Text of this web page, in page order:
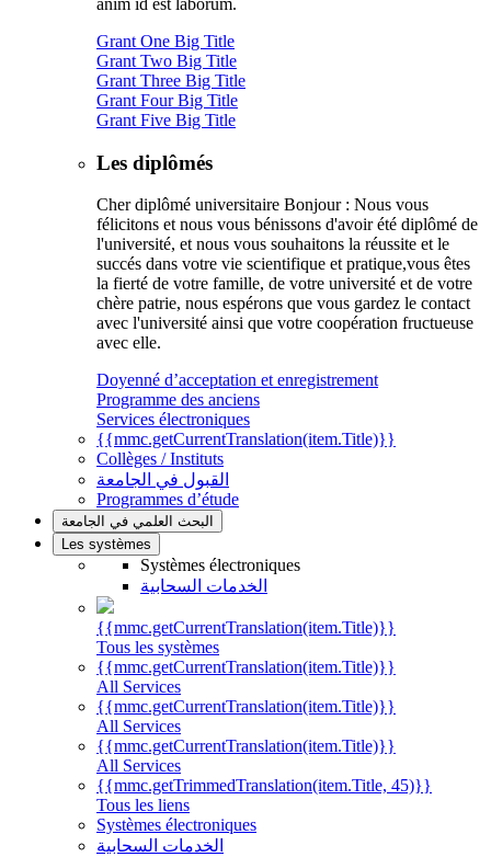
Grant One Big Title
Grant Two Big Title
Grant Three Big Title
Grant Four Big Title
Grant Five Big Title
Les diplômés
Cher diplômé universitaire Bonjour : Nous vous
félicitons et nous vous bénissons d'avoir été diplômé de
l'université, et nous vous souhaitons la réussite et le
succés dans votre vie scientifique et pratique,vous êtes
la fierté de votre famille, de votre université et de votre
chère patrie, nous espérons que vous gardez le contact
avec l'université ainsi que votre coopération fructueuse
avec elle.
Doyenné d’acceptation et enregistrement
Programme des anciens
Services électroniques
{{mmc.getCurrentTranslation(item.Title)}}
Collèges / Instituts
القبول في الجامعة
Programmes d’étude
البحث العلمي في الجامعة
Les systèmes
Systèmes électroniques
الخدمات السحابية
{{mmc.getCurrentTranslation(item.Title)}}
Tous les systèmes
{{mmc.getCurrentTranslation(item.Title)}}
All Services
{{mmc.getCurrentTranslation(item.Title)}}
All Services
{{mmc.getCurrentTranslation(item.Title)}}
All Services
{{mmc.getTrimmedTranslation(item.Title, 45)}}
Tous les liens
Systèmes électroniques
الخدمات السحابية